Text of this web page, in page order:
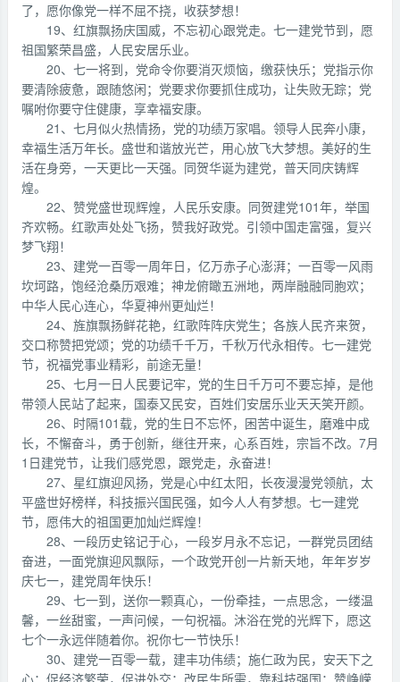
了，愿你像党一样不屈不挠，收获梦想！
19、红旗飘扬庆国威，不忘初心跟党走。七一建党节到，愿
祖国繁荣昌盛，人民安居乐业。
20、七一将到，党命令你要消灭烦恼，缴获快乐；党指示你
要清除疲惫，跟随悠闲；党要求你要抓住成功，让失败无踪；党
嘱咐你要守住健康，享幸福安康。
21、七月似火热情扬，党的功绩万家唱。领导人民奔小康，
幸福生活万年长。盛世和谐放光芒，用心放飞大梦想。美好的生
活在身旁，一天更比一天强。同贺华诞为建党，普天同庆铸辉
煌。
22、赞党盛世现辉煌，人民乐安康。同贺建党101年，举国
齐欢畅。红歌声处处飞扬，赞我好政党。引领中国走富强，复兴
梦飞翔！
23、建党一百零一周年日，亿万赤子心澎湃；一百零一风雨
坎坷路，饱经沧桑历艰难；神龙俯瞰五洲地，两岸融融同胞欢；
中华人民心连心，华夏神州更灿烂！
24、旌旗飘扬鲜花艳，红歌阵阵庆党生；各族人民齐来贺，
交口称赞把党颂；党的功绩千千万，千秋万代永相传。七一建党
节，祝福党事业精彩，前途无量！
25、七月一日人民要记牢，党的生日千万可不要忘掉，是他
带领人民站了起来，国泰又民安，百姓们安居乐业天天笑开颜。
26、时隔101载，党的生日不忘怀，困苦中诞生，磨难中成
长，不懈奋斗，勇于创新，继往开来，心系百姓，宗旨不改。7月
1日建党节，让我们感党恩，跟党走，永奋进！
27、星红旗迎风扬，党是心中红太阳，长夜漫漫党领航，太
平盛世好榜样，科技振兴国民强，如今人人有梦想。七一建党
节，愿伟大的祖国更加灿烂辉煌！
28、一段历史铭记于心，一段岁月永不忘记，一群党员团结
奋进，一面党旗迎风飘际，一个政党开创一片新天地，年年岁岁
庆七一，建党周年快乐！
29、七一到，送你一颗真心，一份牵挂，一点思念，一缕温
馨，一丝甜蜜，一声问候，一句祝福。沐浴在党的光辉下，愿这
七个一永远伴随着你。祝你七一节快乐！
30、建党一百零一载，建丰功伟绩；施仁政为民，安天下之
心；促经济繁荣，促进外交；改民生所需，靠科技强国；赞峥嵘